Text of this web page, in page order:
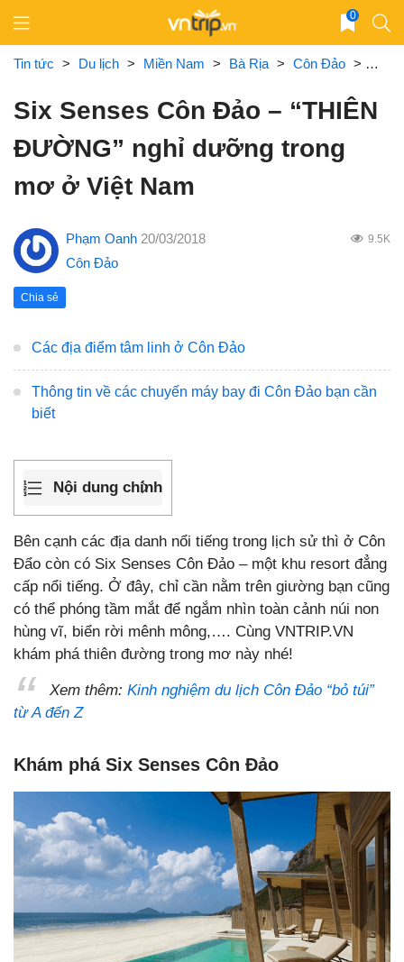
content
0
Tin tức > Du lịch > Miền Nam > Bà Rịa > Côn Đảo > Six
Six Senses Côn Đảo – “THIÊN
ĐƯỜNG” nghỉ dưỡng trong
mơ ở Việt Nam
Phạm Oanh 20/03/2018 9.5K
Côn Đảo
Chia sẻ
Các địa điểm tâm linh ở Côn Đảo
Thông tin về các chuyến máy bay đi Côn Đảo bạn cần
biết
Nội dung chính
Bên cạnh các địa danh nổi tiếng trong lịch sử thì ở Côn
Đẩo còn có Six Senses Côn Đảo – một khu resort đẳng
cấp nổi tiếng. Ở đây, chỉ cần nằm trên giường bạn cũng
có thể phóng tầm mắt để ngắm nhìn toàn cảnh núi non
hùng vĩ, biển rời mênh mông,…. Cùng VNTRIP.VN
khám phá thiên đường trong mơ này nhé!
Xem thêm: Kinh nghiệm du lịch Côn Đảo “bỏ túi”
từ A đến Z
Khám phá Six Senses Côn Đảo